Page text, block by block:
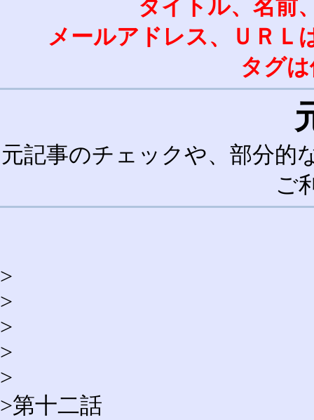
タイトル、名前
メールアドレス、ＵＲＬ
タグ
元記事のチェックや、部分的
ご
>
>
>
>
>
>第十二話